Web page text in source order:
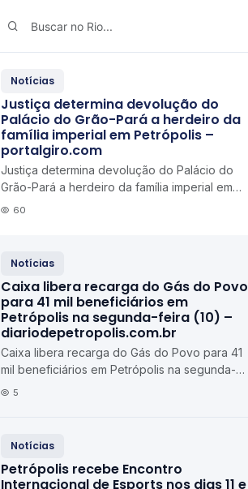
Notícias
Justiça determina devolução do
Palácio do Grão-Pará a herdeiro da
família imperial em Petrópolis –
portalgiro.com
Justiça determina devolução do Palácio do
Grão-Pará a herdeiro da família imperial em
Petrópolis portalgiro.com
60
Notícias
Caixa libera recarga do Gás do Povo
para 41 mil beneficiários em
Petrópolis na segunda-feira (10) –
diariodepetropolis.com.br
Caixa libera recarga do Gás do Povo para 41
mil beneficiários em Petrópolis na segunda-
feira (10) diariodepetropolis.com.br
5
Notícias
Petrópolis recebe Encontro
Internacional de Esports nos dias 11 e